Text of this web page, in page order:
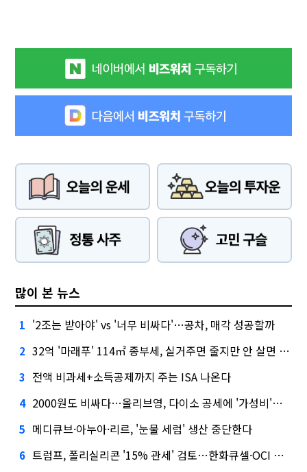
많이 본 뉴스
1 '2조는 받아야' vs '너무 비싸다'…공차, 매각 성공할까
2 32억 '마래푸' 114㎡ 종부세, 실거주면 줄지만 안 살면 2.5배
3 전액 비과세+소득공제까지 주는 ISA 나온다
4 2000원도 비싸다…올리브영, 다이소 공세에 '가성비'로 맞불
5 메디큐브·아누아·리르, '눈물 세럼' 생산 중단한다
6 트럼프, 폴리실리콘 '15% 관세' 검토…한화큐셀·OCI 영향은?